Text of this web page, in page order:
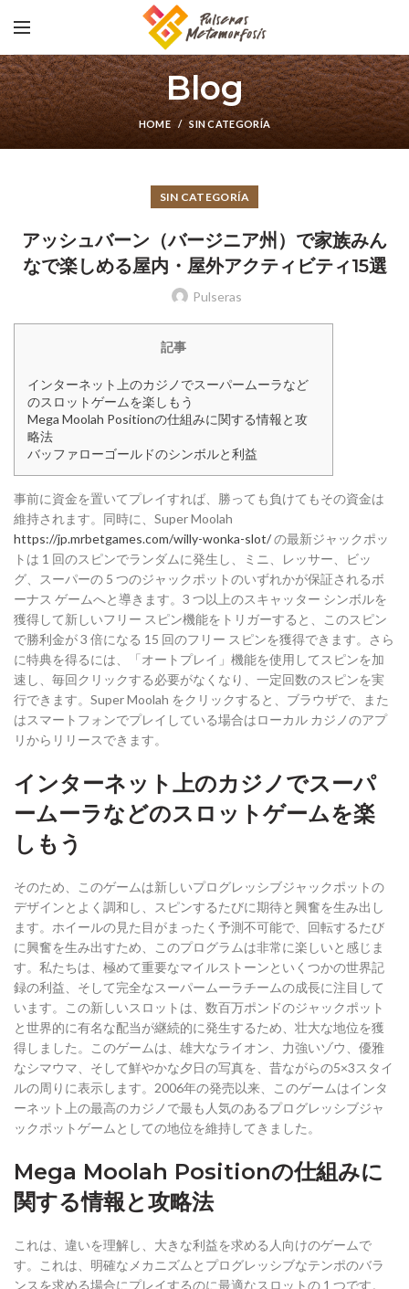
Blog
HOME SIN CATEGORÍA
SIN CATEGORÍA
アッシュバーン（バージニア州）で家族みん
なで楽しめる屋内・屋外アクティビティ15選
Pulseras
記事
インターネット上のカジノでスーパームーラなど
のスロットゲームを楽しもう
Mega Moolah Positionの仕組みに関する情報と攻
略法
バッファローゴールドのシンボルと利益
事前に資金を置いてプレイすれば、勝っても負けてもその資金は
維持されます。同時に、Super Moolah
https://jp.mrbetgames.com/willy-wonka-slot/の最新ジャックポッ
トは 1 回のスピンでランダムに発生し、ミニ、レッサー、ビッ
グ、スーパーの 5 つのジャックポットのいずれかが保証されるボ
ーナス ゲームへと導きます。3 つ以上のスキャッター シンボルを
獲得して新しいフリー スピン機能をトリガーすると、このスピン
で勝利金が 3 倍になる 15 回のフリー スピンを獲得できます。さら
に特典を得るには、「オートプレイ」機能を使用してスピンを加
速し、毎回クリックする必要がなくなり、一定回数のスピンを実
行できます。Super Moolah をクリックすると、ブラウザで、また
はスマートフォンでプレイしている場合はローカル カジノのアプ
リからリリースできます。
インターネット上のカジノでスーパ
ームーラなどのスロットゲームを楽
しもう
そのため、このゲームは新しいプログレッシブジャックポットの
デザインとよく調和し、スピンするたびに期待と興奮を生み出し
ます。ホイールの見た目がまったく予測不可能で、回転するたび
に興奮を生み出すため、このプログラムは非常に楽しいと感じま
す。私たちは、極めて重要なマイルストーンといくつかの世界記
録の利益、そして完全なスーパームーラチームの成長に注目して
います。この新しいスロットは、数百万ポンドのジャックポット
と世界的に有名な配当が継続的に発生するため、壮大な地位を獲
得しました。このゲームは、雄大なライオン、力強いゾウ、優雅
なシマウマ、そして鮮やかな夕日の写真を、昔ながらの5×3スタイ
ルの周りに表示します。2006年の発売以来、このゲームはインタ
ーネット上の最高のカジノで最も人気のあるプログレッシブジャ
ックポットゲームとしての地位を維持してきました。
Mega Moolah Positionの仕組みに
関する情報と攻略法
これは、違いを理解し、大きな利益を求める人向けのゲームで
す。これは、明確なメカニズムとプログレッシブなテンポのバラ
ンスを求める場合にプレイするのに最適なスロットの 1 つです。